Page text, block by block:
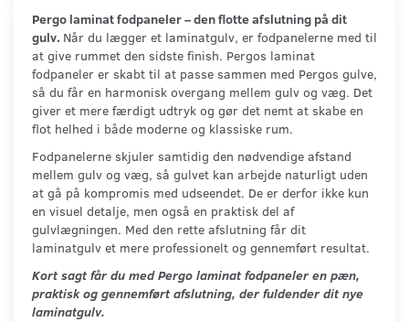
Pergo laminat fodpaneler – den flotte afslutning på dit
gulv. Når du lægger et laminatgulv, er fodpanelerne med til
at give rummet den sidste finish. Pergos laminat
fodpaneler er skabt til at passe sammen med Pergos gulve,
så du får en harmonisk overgang mellem gulv og væg. Det
giver et mere færdigt udtryk og gør det nemt at skabe en
flot helhed i både moderne og klassiske rum.
Fodpanelerne skjuler samtidig den nødvendige afstand
mellem gulv og væg, så gulvet kan arbejde naturligt uden
at gå på kompromis med udseendet. De er derfor ikke kun
en visuel detalje, men også en praktisk del af
gulvlægningen. Med den rette afslutning får dit
laminatgulv et mere professionelt og gennemført resultat.
Kort sagt får du med Pergo laminat fodpaneler en pæn,
praktisk og gennemført afslutning, der fuldender dit nye
laminatgulv.